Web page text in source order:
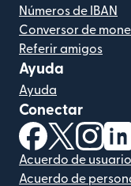
Números de IBAN
Conversor de
Referir amigos
Ayuda
Ayuda
Conectar
(se abre en
(se abre
(se
Acuerdo de usuario
Acuerdo de